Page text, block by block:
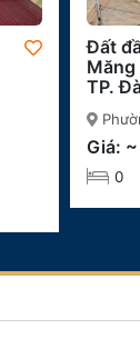
Đất
Măng
TP.
Giá:
0